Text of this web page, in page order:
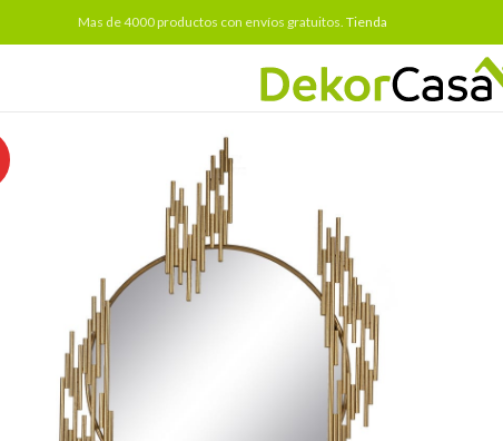
Mas de 4000 productos con envíos gratuitos. Tienda